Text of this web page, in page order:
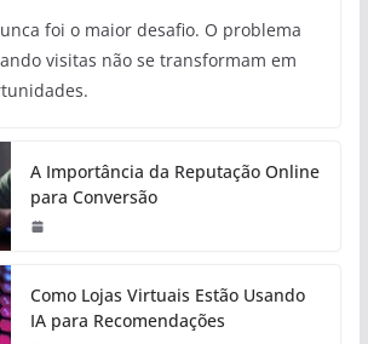
foi o maior desafio. O problema
visitas não se transformam em
A Importância da Reputação Online
para Conversão
Como Lojas Virtuais Estão Usando
IA para Recomendações